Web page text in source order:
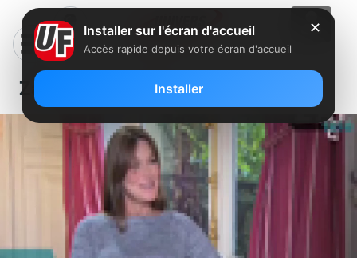
Zapping du lundi 26 septembre
✕
Installer sur l'écran d'accueil
Accès rapide depuis votre écran d'accueil
Installer